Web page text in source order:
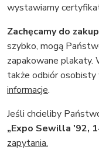
wystawiamy
Zachęcamy do
szybko, mogą
zapakowane plakaty.
także odbiór
informacje.
Jeśli chcieliby
„Expo Sewilla '92,
zapytania.